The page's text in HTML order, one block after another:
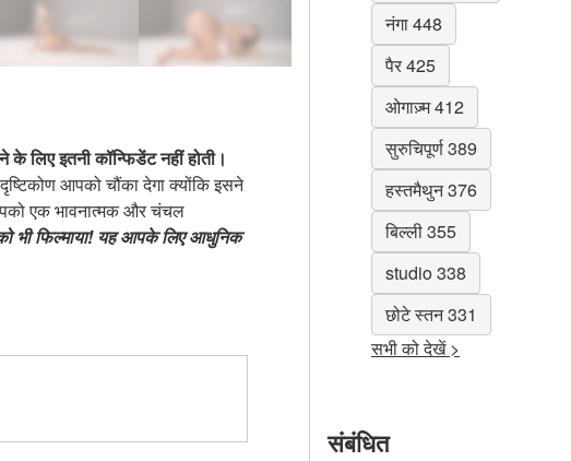
लिए इतनी कॉन्फिडेंट नहीं होती।
आपको चौंका देगा क्योंकि इसने
एक भावनात्मक और चंचल
फिल्माया! यह आपके लिए आधुनिक
नंगा 448
पैर 425
ओगाज़्म 412
सुरुचिपूर्ण 389
हस्तमैथुन 376
बिल्ली 355
studio 338
छोटे स्तन 331
सभी को देखें >
संबंधित